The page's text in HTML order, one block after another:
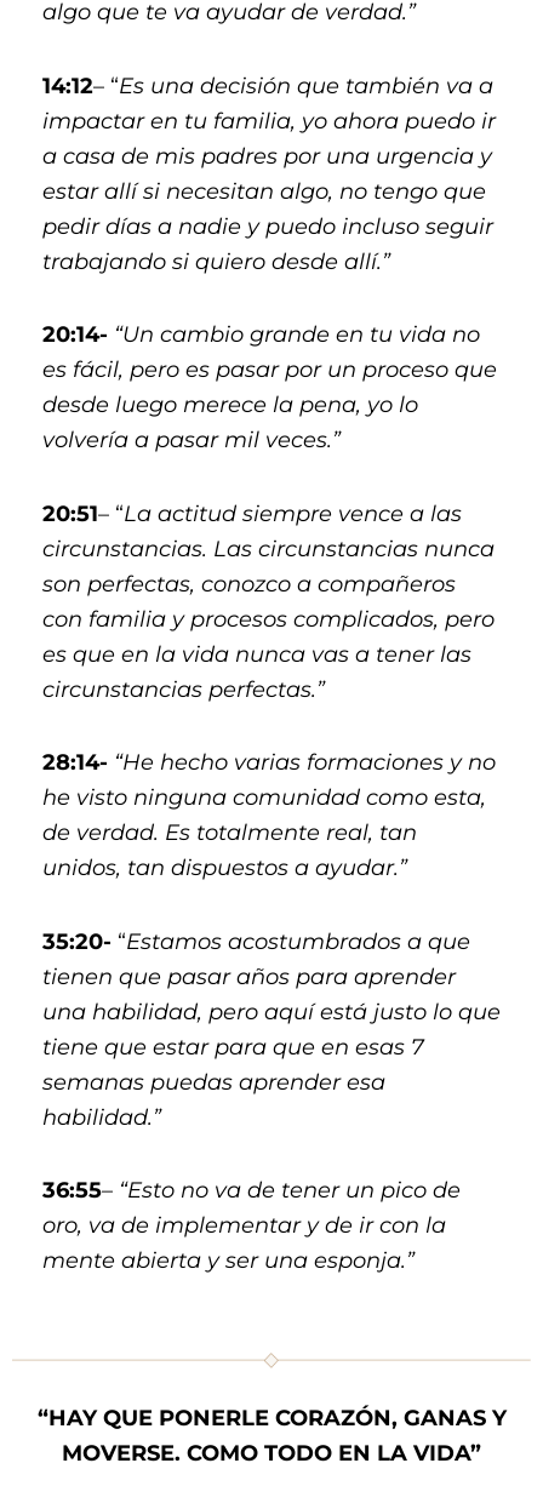
algo que te va ayudar de verdad.”
14:12– “Es una decisión que también va a
impactar en tu familia, yo ahora puedo ir
a casa de mis padres por una urgencia y
estar allí si necesitan algo, no tengo que
pedir días a nadie y puedo incluso seguir
trabajando si quiero desde allí.”
20:14- “Un cambio grande en tu vida no
es fácil, pero es pasar por un proceso que
desde luego merece la pena, yo lo
volvería a pasar mil veces.”
20:51– “La actitud siempre vence a las
circunstancias. Las circunstancias nunca
son perfectas, conozco a compañeros
con familia y procesos complicados, pero
es que en la vida nunca vas a tener las
circunstancias perfectas.”
28:14- “He hecho varias formaciones y no
he visto ninguna comunidad como esta,
de verdad. Es totalmente real, tan
unidos, tan dispuestos a ayudar.”
35:20- “Estamos acostumbrados a que
tienen que pasar años para aprender
una habilidad, pero aquí está justo lo que
tiene que estar para que en esas 7
semanas puedas aprender esa
habilidad.”
36:55– “Esto no va de tener un pico de
oro, va de implementar y de ir con la
mente abierta y ser una esponja.”
“HAY QUE PONERLE CORAZÓN, GANAS Y
MOVERSE. COMO TODO EN LA VIDA”